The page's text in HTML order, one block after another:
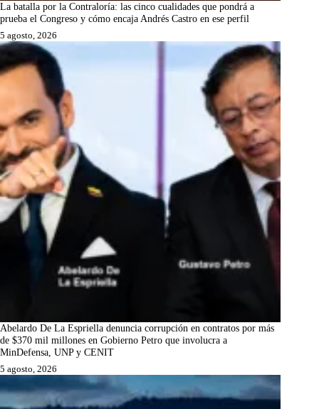
La batalla por la Contraloría: las cinco cualidades que pondrá a
prueba el Congreso y cómo encaja Andrés Castro en ese perfil
5 agosto, 2026
Abelardo De La Espriella denuncia corrupción en contratos por más
de $370 mil millones en Gobierno Petro que involucra a
MinDefensa, UNP y CENIT
5 agosto, 2026